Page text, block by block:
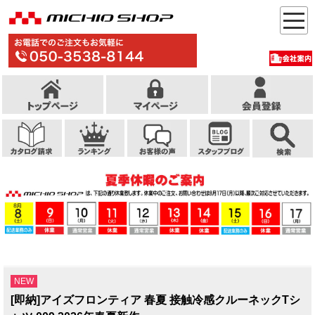
NEW
[即納]アイズフロンティア 春夏 接触冷感クルーネックTシ